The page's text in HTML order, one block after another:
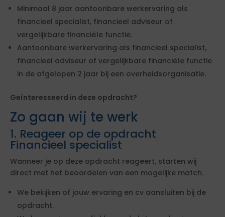
Minimaal 8 jaar aantoonbare werkervaring als
financieel specialist, financieel adviseur of
vergelijkbare financiële functie.
Aantoonbare werkervaring als financieel specialist,
financieel adviseur of vergelijkbare financiële functie
in de afgelopen 2 jaar bij een overheidsorganisatie.
Geïnteresseerd in deze opdracht?
Zo gaan wij te werk
1. Reageer op de opdracht
Financieel specialist
Wanneer je op deze opdracht reageert, starten wij
direct met het beoordelen van een mogelijke match.
We bekijken of jouw ervaring en cv aansluiten bij de
opdracht.